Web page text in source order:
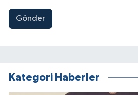
Gönder
Kategori Haberler